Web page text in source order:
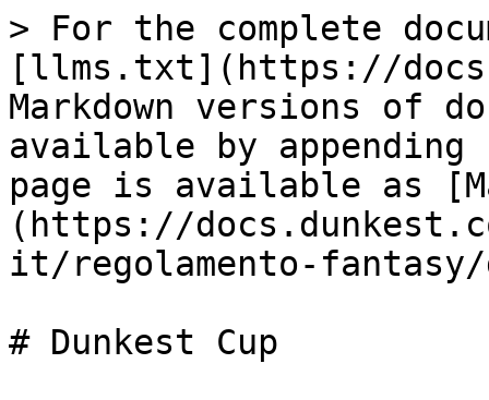
> For the complete
[llms.txt](https://
Markdown versions of
available by
page is available as
(https://
it/regolamento-fantasy/
# Dunkest Cup